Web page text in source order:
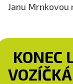
Janu Mrnkovou
KONEC